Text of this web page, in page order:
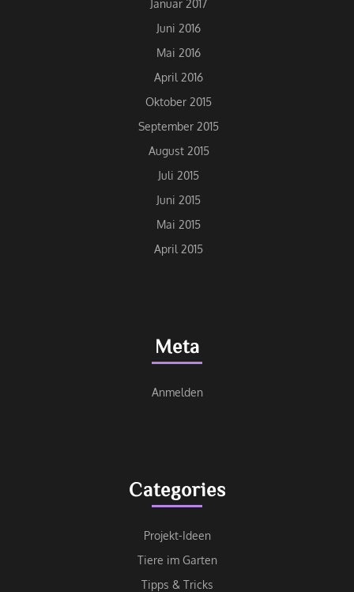
Januar 2017
Juni 2016
Mai 2016
April 2016
Oktober 2015
September 2015
August 2015
Juli 2015
Juni 2015
Mai 2015
April 2015
Meta
Anmelden
Categories
Projekt-Ideen
Tiere im Garten
Tipps & Tricks